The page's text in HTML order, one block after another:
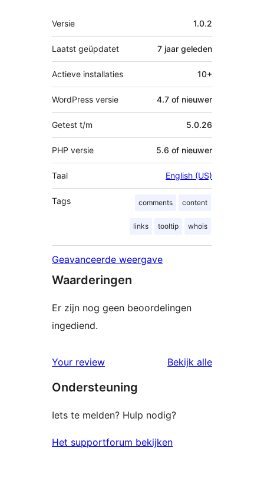
Meta
Versie 1.0.2
Laatst geüpdatet 7 jaar geleden
Actieve installaties 10+
WordPress versie 4.7 of nieuwer
Getest t/m 5.0.26
PHP versie 5.6 of nieuwer
Taal English (US)
Tags comments content
links tooltip whois
Geavanceerde weergave
Waarderingen
Er zijn nog geen beoordelingen
ingediend.
Your review Bekijk alle
Ondersteuning
Iets te melden? Hulp nodig?
Het supportforum bekijken